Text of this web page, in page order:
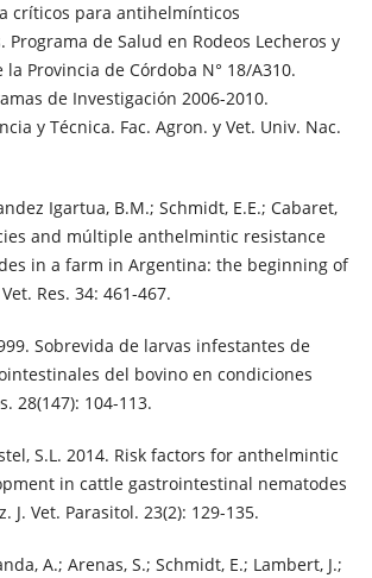
críticos para antihelmínticos
Programa de Salud en Rodeos Lecheros y
Provincia de Córdoba N° 18/A310.
de Investigación 2006-2010.
y Técnica. Fac. Agron. y Vet. Univ. Nac.
Igartua, B.M.; Schmidt, E.E.; Cabaret,
and múltiple anthelmintic resistance
in a farm in Argentina: the beginning of
Res. 34: 461-467.
Sobrevida de larvas infestantes de
del bovino en condiciones
28(147): 104-113.
S.L. 2014. Risk factors for anthelmintic
in cattle gastrointestinal nematodes
J. Vet. Parasitol. 23(2): 129-135.
A.; Arenas, S.; Schmidt, E.; Lambert, J.;